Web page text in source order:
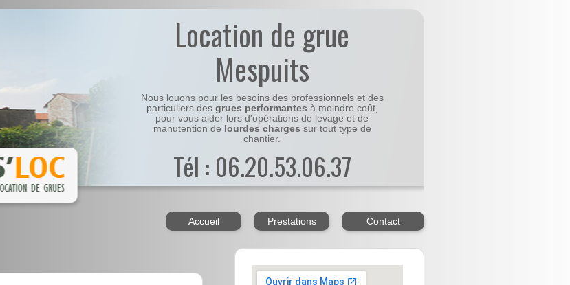
Location de grue
Mespuits
Nous louons pour les besoins des professionnels et des
particuliers des grues performantes à moindre coût,
pour vous aider lors d'opérations de levage et de
manutention de lourdes charges sur tout type de
chantier.
Tél : 06.20.53.06.37
Accueil Prestations Contact